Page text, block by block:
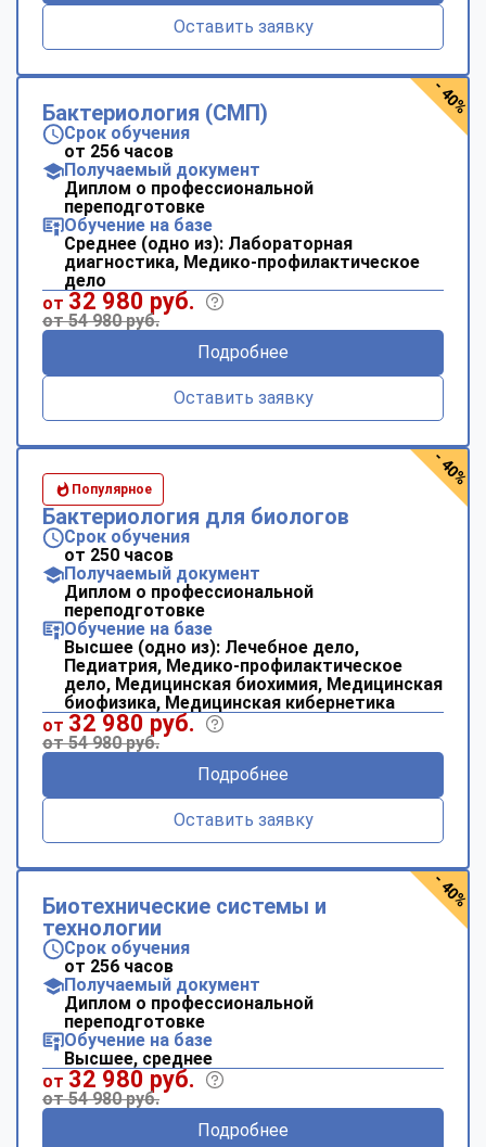
Оставить заявку
Бактериология (СМП)
Срок обучения
от 256 часов
Получаемый документ
Диплом о профессиональной
переподготовке
Обучение на базе
Среднее (одно из): Лабораторная
диагностика, Медико-профилактическое
дело
от 32 980 руб.
от 54 980 руб.
Подробнее
Оставить заявку
- 40%
Популярное
Бактериология для биологов
Срок обучения
от 250 часов
Получаемый документ
Диплом о профессиональной
переподготовке
Обучение на базе
Высшее (одно из): Лечебное дело,
Педиатрия, Медико-профилактическое
дело, Медицинская биохимия, Медицинская
биофизика, Медицинская кибернетика
от 32 980 руб.
от 54 980 руб.
Подробнее
Оставить заявку
- 40%
Биотехнические системы и
технологии
Срок обучения
от 256 часов
Получаемый документ
Диплом о профессиональной
переподготовке
Обучение на базе
Высшее, среднее
от 32 980 руб.
от 54 980 руб.
Подробнее
- 40%